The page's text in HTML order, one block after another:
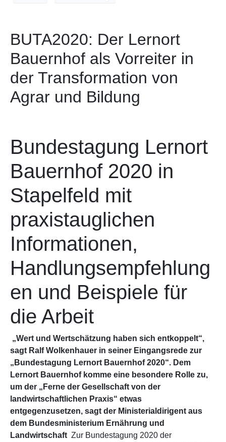
BUTA2020: Der Lernort
Bauernhof als Vorreiter in
der Transformation von
Agrar und Bildung
Bundestagung Lernort
Bauernhof 2020 in
Stapelfeld mit
praxistauglichen
Informationen,
Handlungsempfehlung
en und Beispiele für
die Arbeit
„Wert und Wertschätzung haben sich entkoppelt“,
sagt Ralf Wolkenhauer in seiner Eingangsrede zur
„Bundestagung Lernort Bauernhof 2020“. Dem
Lernort Bauernhof komme eine besondere Rolle zu,
um der „Ferne der Gesellschaft von der
landwirtschaftlichen Praxis“ etwas
entgegenzusetzen, sagt der Ministerialdirigent aus
dem Bundesministerium Ernährung und
Landwirtschaft Zur Bundestagung 2020 der